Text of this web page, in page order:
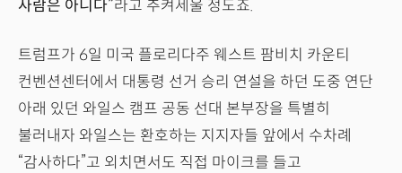
사람은 아니다”라고 추켜세울 정도죠.
트럼프가 6일 미국 플로리다주 웨스트 팜비치 카운티
컨벤션센터에서 대통령 선거 승리 연설을 하던 도중 연단
아래 있던 와일스 캠프 공동 선대 본부장을 특별히
불러내자 와일스는 환호하는 지지자들 앞에서 수차례
“감사하다”고 외치면서도 직접 마이크를 들고